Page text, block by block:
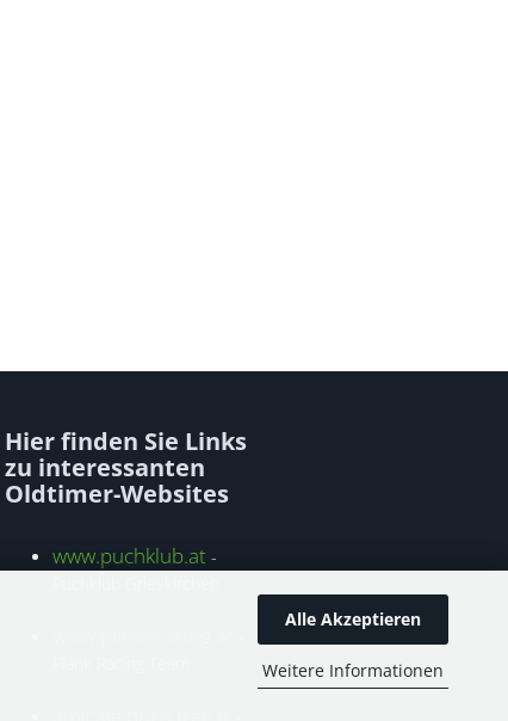
Alle Akzeptieren
Weitere Informationen
Hier finden Sie Links
zu interessanten
Oldtimer-Websites
www.puchklub.at -